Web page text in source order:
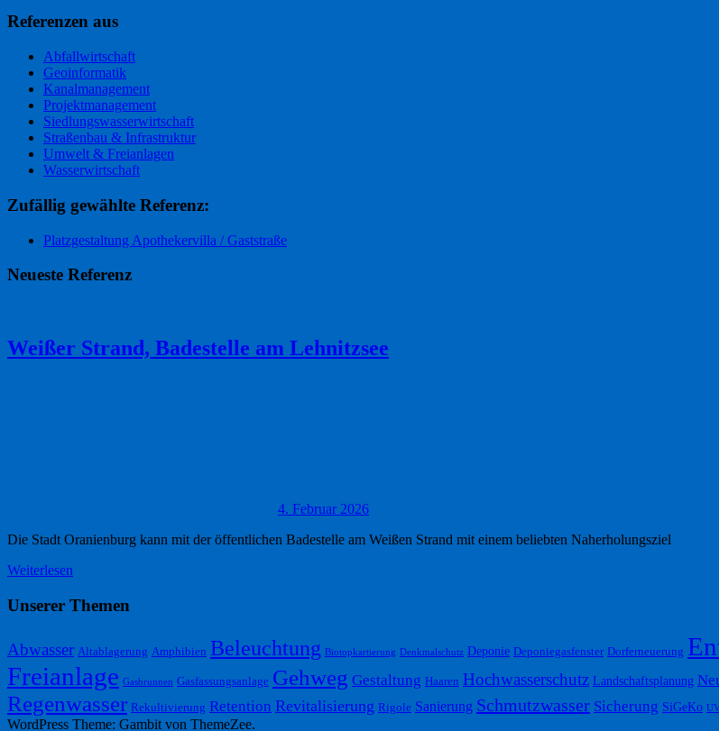
Referenzen aus
Abfallwirtschaft
Geoinformatik
Kanalmanagement
Projektmanagement
Siedlungswasserwirtschaft
Straßenbau & Infrastruktur
Umwelt & Freianlagen
Wasserwirtschaft
Zufällig gewählte Referenz:
Platzgestaltung Apothekervilla / Gaststraße
Neueste Referenz
Weißer Strand, Badestelle am Lehnitzsee
4. Februar 2026
Die Stadt Oranienburg kann mit der öffentlichen Badestelle am Weißen Strand mit einem beliebten Naherholungsziel
Weiterlesen
Unserer Themen
Abwasser Altablagerung Amphibien Beleuchtung Biotopkartierung Denkmalschutz Deponie Deponiegasfenster Dorferneuerung
Freianlage Gasbrunnen Gasfassungsanlage Gehweg Gestaltung Haaren Hochwasserschutz Landschaftsplanung
Regenwasser Rekultivierung Retention Revitalisierung Rigole Sanierung Schmutzwasser Sicherung SiGeKo
WordPress Theme: Gambit von ThemeZee.